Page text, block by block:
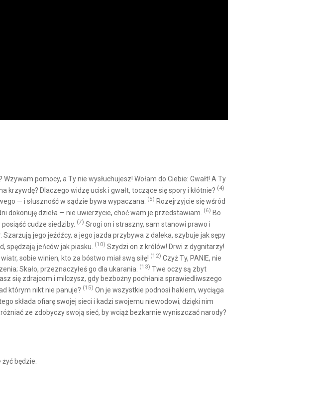
Wzywam pomocy, a Ty nie wysłuchujesz! Wołam do Ciebie: Gwałt! A Ty
Dlaczego widzę ucisk i gwałt, toczące się spory i kłótnie? (4)
— i słuszność w sądzie bywa wypaczana. (5) Rozejrzyjcie się wśród
dokonuję dzieła — nie uwierzycie, choć wam je przedstawiam. (6) Bo
cudze siedziby. (7) Srogi on i straszny, sam stanowi prawo i
jego jeźdźcy, a jego jazda przybywa z daleka, szybuje jak sępy
spędzają jeńców jak piasku. (10) Szydzi on z królów! Drwi z dygnitarzy!
sobie winien, kto za bóstwo miał swą siłę! (12) Czyż Ty, PANIE, nie
Skało, przeznaczyłeś go dla ukarania. (13) Twe oczy są zbyt
się zdrajcom i milczysz, gdy bezbożny pochłania sprawiedliwszego
którym nikt nie panuje? (15) On je wszystkie podnosi hakiem, wyciąga
składa ofiarę swojej sieci i kadzi swojemu niewodowi; dzięki nim
ze zdobyczy swoją sieć, by wciąż bezkarnie wyniszczać narody?
będzie.